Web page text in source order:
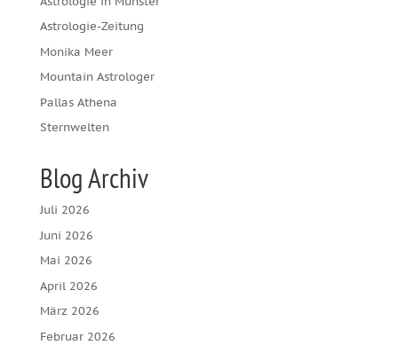
Astrologie-Zeitung
Monika Meer
Mountain Astrologer
Pallas Athena
Sternwelten
Blog Archiv
Juli 2026
Juni 2026
Mai 2026
April 2026
März 2026
Februar 2026